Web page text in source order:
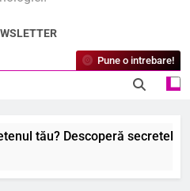
Pune o intrebare!
tău? Descoperă secretele